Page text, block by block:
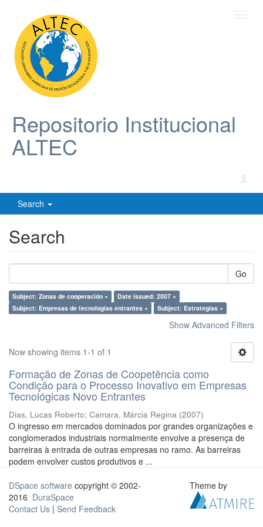
Repositorio Institucional
ALTEC
Search
Search
Go
Subject: Zonas de cooperación ×
Date issued: 2007 ×
Subject: Empresas de tecnologías entrantes ×
Subject: Estrategias ×
Show Advanced Filters
Now showing items 1-1 of 1
Formação de Zonas de Coopetência como
Condição para o Processo Inovativo em Empresas
Tecnológicas Novo Entrantes
Dias, Lucas Roberto; Camara, Márcia Regina (2007)
O ingresso em mercados dominados por grandes organizações e
conglomerados industriais normalmente envolve a presença de
barreiras à entrada de outras empresas no ramo. As barreiras
podem envolver custos produtivos e ...
DSpace software copyright © 2002-
2016 DuraSpace
Contact Us | Send Feedback
Theme by